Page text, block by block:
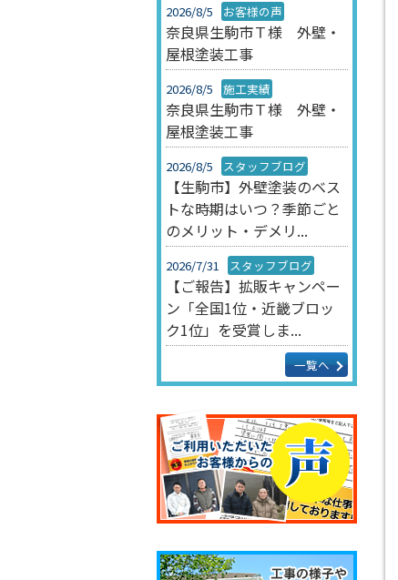
2026/8/5 お客様の声
奈良県生駒市Ｔ様 外壁・
屋根塗装工事
2026/8/5 施工実績
奈良県生駒市Ｔ様 外壁・
屋根塗装工事
2026/8/5 スタッフブログ
【生駒市】外壁塗装のベス
トな時期はいつ？季節ごと
のメリット・デメリ...
2026/7/31 スタッフブログ
【ご報告】拡販キャンペー
ン「全国1位・近畿ブロッ
ク1位」を受賞しま...
一覧へ